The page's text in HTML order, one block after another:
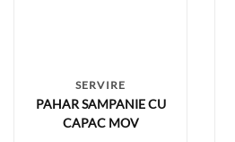
SERVIRE
PAHAR SAMPANIE CU
CAPAC MOV